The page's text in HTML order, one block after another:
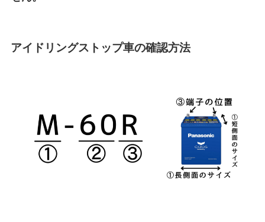
アイドリングストップ車の確認方法